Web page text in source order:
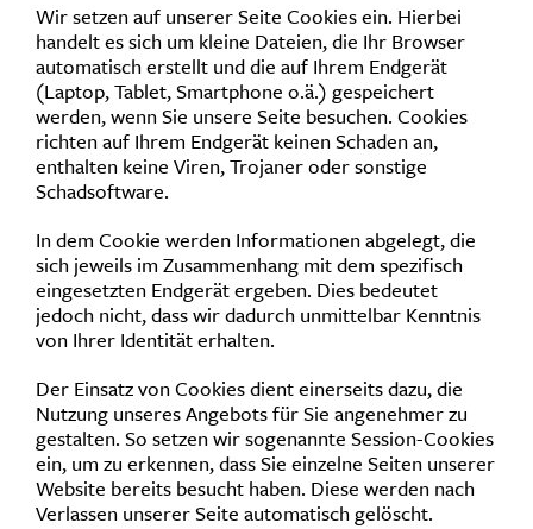
Wir setzen auf unserer Seite Cookies ein. Hierbei
handelt es sich um kleine Dateien, die Ihr Browser
automatisch erstellt und die auf Ihrem Endgerät
(Laptop, Tablet, Smartphone o.ä.) gespeichert
werden, wenn Sie unsere Seite besuchen. Cookies
richten auf Ihrem Endgerät keinen Schaden an,
enthalten keine Viren, Trojaner oder sonstige
Schadsoftware.
In dem Cookie werden Informationen abgelegt, die
sich jeweils im Zusammenhang mit dem spezifisch
eingesetzten Endgerät ergeben. Dies bedeutet
jedoch nicht, dass wir dadurch unmittelbar Kenntnis
von Ihrer Identität erhalten.
Der Einsatz von Cookies dient einerseits dazu, die
Nutzung unseres Angebots für Sie angenehmer zu
gestalten. So setzen wir sogenannte Session-Cookies
ein, um zu erkennen, dass Sie einzelne Seiten unserer
Website bereits besucht haben. Diese werden nach
Verlassen unserer Seite automatisch gelöscht.